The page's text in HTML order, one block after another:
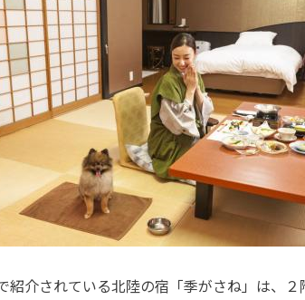
紹介されている北陸の宿「季がさね」は、